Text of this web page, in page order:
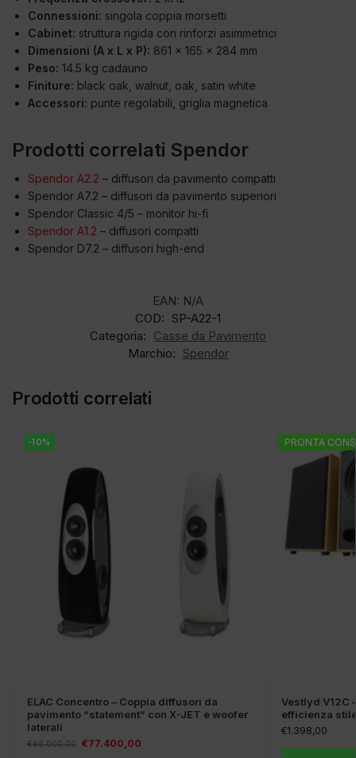
Connessioni: singola coppia morsetti
Cabinet: struttura rigida con rinforzi asimmetrici
Dimensioni (A x L x P): 861 x 165 x 284 mm
Peso: 14.5 kg cadauno
Finiture: black oak, walnut, oak, satin white
Accessori: punte regolabili, griglia magnetica
Prodotti correlati Spendor
Spendor A2.2 – diffusori da pavimento compatti
Spendor A7.2 – diffusori da pavimento superiori
Spendor Classic 4/5 – monitor hi-fi
Spendor A1.2 – diffusori compatti
Spendor D7.2 – diffusori high-end
EAN: N/A
COD: SP-A22-1
Categoria: Casse da Pavimento
Marchio: Spendor
Prodotti correlati
-10%
ELAC Concentro – Coppia diffusori da
pavimento “statement” con X-JET e woofer
laterali
€86.000,00 €77.400,00
PRONTA
Vestlyd V12C
efficienza
€1.398,00